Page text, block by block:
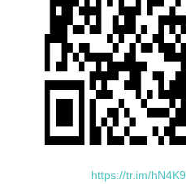
https://tr.im/hN4K9